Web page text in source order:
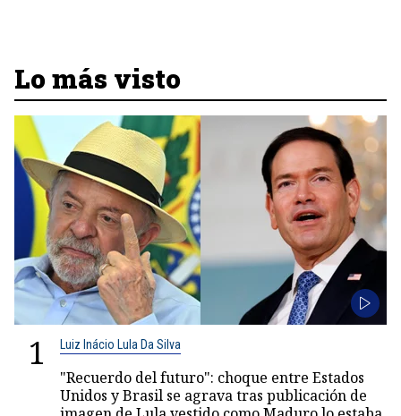
Lo más visto
1 Luiz Inácio Lula Da Silva
"Recuerdo del futuro": choque entre Estados
Unidos y Brasil se agrava tras publicación de